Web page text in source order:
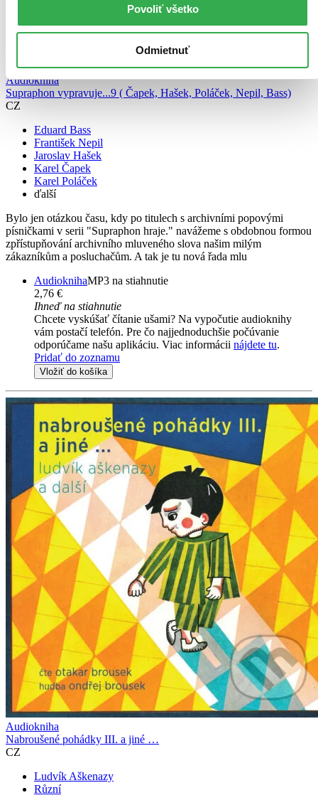
Povoliť všetko
Odmietnuť
Audiokniha
Supraphon vypravuje...9 ( Čapek, Hašek, Poláček, Nepil, Bass)
CZ
Eduard Bass
František Nepil
Jaroslav Hašek
Karel Čapek
Karel Poláček
ďalší
Bylo jen otázkou času, kdy po titulech s archivními popovými
písničkami v serii "Supraphon hraje." navážeme s obdobnou formou
zpřístupňování archivního mluveného slova našim milým
zákazníkům a posluchačům. A tak je tu nová řada mlu
AudioknihaMP3 na stiahnutie
2,76 €
Ihneď na stiahnutie
Chcete vyskúšať čítanie ušami? Na vypočutie audioknihy
vám postačí telefón. Pre čo najjednoduchšie počúvanie
odporúčame našu aplikáciu. Viac informácii nájdete tu.
Pridať do zoznamu
Vložiť do košíka
Audiokniha
Nabroušené pohádky III. a jiné …
CZ
Ludvík Aškenazy
Různí